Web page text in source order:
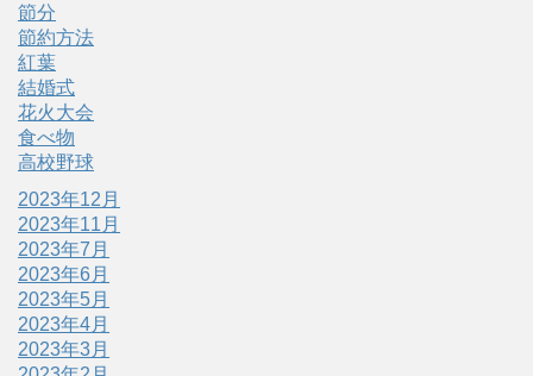
節分
節約方法
紅葉
結婚式
花火大会
食べ物
高校野球
2023年12月
2023年11月
2023年7月
2023年6月
2023年5月
2023年4月
2023年3月